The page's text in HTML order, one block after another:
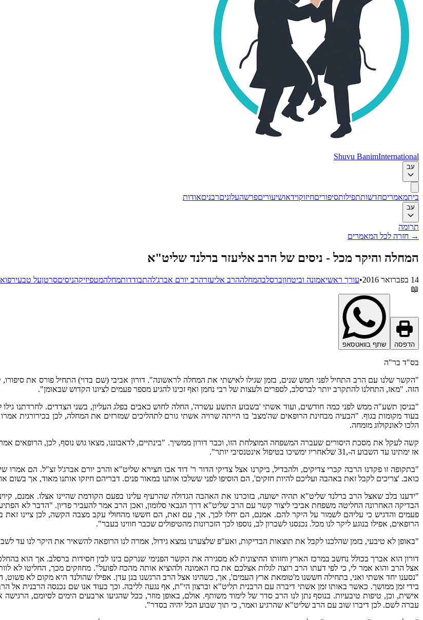
Shuvu BanimInternational
עב
ביתמאמריםחדשותתפילותסיפוריםחיזוקוידאושיעוריםפרשהעלוניםרבניםאודות
עב
תרומה
→ חזרה לכל המאמרים
המחלה והיקר מכל - ניסים של הרב אליעזר ברלנד שליט"א
14 בפברואר 2016 •עורך ראשיאמונה וביטחוןברסלבהמחלההרב אליעזרהרב יורם אברג'להתבודדותמחלהמטפיזיקהניסיםסרטןעל טבעי
📖
הדפסה שתף בוואטסאפ
בס"ד בר"ה
"הקשר שלנו עם הרב התחיל לפני חמש שנים, בזמן שגילו לאישתי את המחלה לראשונה". דורון אביבי (שם בדוי) התחיל פורס את
הזה. "מאז, התחלנו להתקרב יותר לברסלב, לספרים ולעצות של רבי נחמן ואף זכינו להגיע מספר פעמים לציונו הקדוש שבאומן".
"בניסן תשע"ה ממש לפני כמה חודשים, ועוד אשתי 'בשבוע התשע עשרה', החלה לחוש כאבים בפלג העליון, בשני הצדדים. לחרדתנו
בעוד מקומות בגוף. "הבעיה מבחינת הרופאים שה'מצב' בו הייתה שרויה אשתי גורם לתהליכים שמזרזים את המחלה, לכן בכירורגית
הלכו לאונקולוג מומחה.
קשה לעקל את מסכת היסורים שעברה המשפחה המוצלחת הזו, וכבר דורון ממשיך. "בינתיים, לדאבוננו, מצאו גוש נוסף, לכן, הרופאים
אז ימתינו עד השבוע ה-,31 שלאחריו ימשיכו בטיפול אינטנסיבי יותר".
"בתקופה זו פקדנו הרבה קברי צדיקים, ולהבדיל, ביקרנו אצל צדיקי הדור ר' דוד אבו חצירא שליט"א והרב יורם אברג'ל זצ"ל. הם אמרו
כואב. 'צריכים לקבל זאת באהבה ועליכם להיות חזקים', הם הוסיפו לפני ששלכו אותנו במאור פנים. דבריהם חיזקו אותנו מאוד, אך בשום
"ידענו בלב שאצל הרב ברלנד שליט"א תהיה ישועה, בזוכרנו את האהבה הגדולה שהרעיף עלינו בפעם הקודמת שהיינו אצלו. אמנם,
הבדיקה האחרונה החליטה משפחת אביבי ליצור קשר עם הרב שליט"א דרך הגבאי סלומון, ואכן הרב אמר להעביר פדיון. "הדבר לא
פעמים והדגיש כי עליהם לשמור על היקר להם. אמנם, הם יחלו לכך, אך, עם זאת, הם חששו מהחולי עקב מצבה הקשה, לכן ציינו
הרופאים, אפילו בנוגע ליקר לנו מכל. נכנסנו לשברון לב, נוספו לכך הזכרונות מהטיפולים שכבר חווינו בעבר".
"באופן לא טיבעי, בזמן שהלכנו לקבל את תוצאות הבדיקות, ואע"פ שלצערנו נמצא גידול, אמרה לנו הרופאה להשאיר את היקר לנו עד לשבוע ה-31, כמו שהרב אמר
דורון הוא אברך בכולל נחשב במרכז הארץ וחזותו החיצונית לא מסגירה את הקשר הפנימי שנרקם בינו לבין חסידות ברסלב. אך הוא
אצל הרב והוא אמר לי, כי לפי דעתו הרב רוצה לגלות אצלכם את כח האמונה ולהוציא אותה מהכח לפועל". מחוזקים מכך, החליטו לא
"נסענו יחד אשתי ואני, בתחילה חששנו מ'טומאת ארץ העמים', אך, כשהינו אצל הרב הרגשנו בגן עדן. אפילו שהולנד היא מקום לא
אישית, וכן, טיפות טיבעיות. בנוסף נתן לנו הרב סדר של לימוד משותף. אולם, באופן מוזר, ככל שהגיעו ארבעים הימים לסיומם,
עברה לשם. לכן דיברו שוב עם הרב שליט"א שהרגיע ואמר, כי תוך שבוע הכל יהיה בסדר".